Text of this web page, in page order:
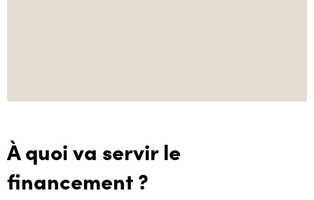
À quoi va servir le
financement ?